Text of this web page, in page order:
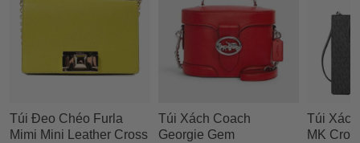
Túi Đeo Chéo Furla
Mimi Mini Leather Cross
Túi Xách Coach
Georgie Gem
Túi
MK